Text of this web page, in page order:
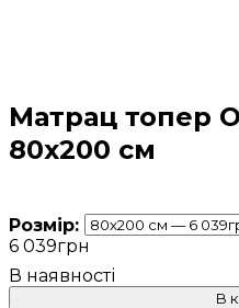
Матрац топер
80х200 см
Розмір:
6 039грн
В